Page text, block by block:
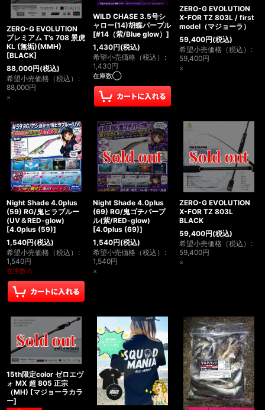
ZERO-G EVOLUTION
プレミアム T's 708 景虎
KL (無垢)(MMH)
[BLACK]
88,000円(税込)
希望小売価格（税込） :
88,000円
×
WILD CHASE 3.5号シ
ャロー(14)胡蝶パープル
[#14（紫/Blue glow） ]
1,430円(税込)
希望小売価格（税込） :
1,430円
在庫数◯
ZERO-G EVOLUTION
X-FOR TZ 803L / first
model（マジョーラ）
59,400円(税込)
希望小売価格（税込） :
59,400円
×
Night Shade 4.0plus
(59) RG/鬼ヒラブルー
(UV＆RED-glow)
[4.0plus (59)]
1,540円(税込)
希望小売価格（税込） :
1,540円
在庫数△
Night Shade 4.0plus
(69) RG/鬼ゴチパープ
ル(紫/RED-glow)
[4.0plus (69)]
1,540円(税込)
希望小売価格（税込） :
1,540円
×
ZERO-G EVOLUTION
X-FOR TZ 803L
BLACK
59,400円(税込)
希望小売価格（税込） :
59,400円
×
15th限定color ゼロエヴ
ォ MX 超 805 正宗
（MH) [マジョーラカラ
ー]